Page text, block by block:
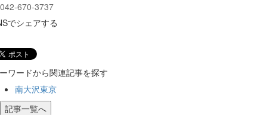
042-670-3737
でシェアする
ワードから関連記事を探す
南大沢東京
記事一覧へ